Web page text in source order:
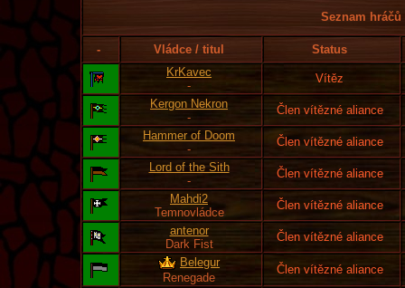
Seznam
- Vládce / titul
Status
KrKavec
-
Vítěz
Kergon Nekron
-
Člen vítězné aliance
Hammer of Doom
-
Člen vítězné aliance
Lord of the Sith
-
Člen vítězné aliance
Mahdi2
Temnovládce
Člen vítězné aliance
antenor
Dark Fist
Člen vítězné aliance
Belegur
Renegade
Člen vítězné aliance